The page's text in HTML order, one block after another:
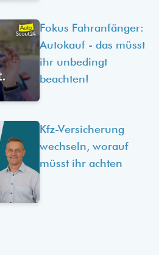
Fokus Fahranfänger:
Autokauf - das müsst
ihr unbedingt
beachten!
Kfz-Versicherung
wechseln, worauf
müsst ihr achten